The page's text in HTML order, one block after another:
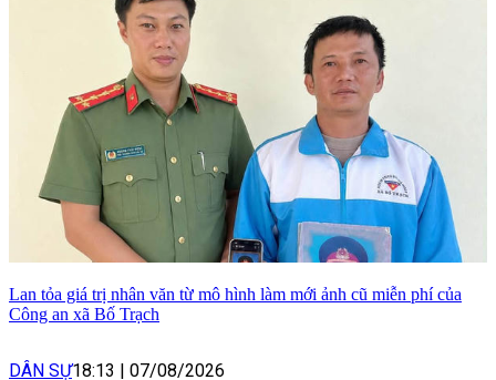
Lan tỏa giá trị nhân văn từ mô hình làm mới ảnh cũ miễn phí của
Công an xã Bố Trạch
DÂN SỰ18:13 07/08/2026